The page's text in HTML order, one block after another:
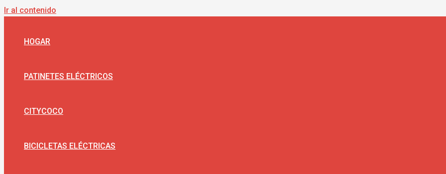
Ir al contenido
HOGAR
PATINETES ELÉCTRICOS
CITYCOCO
BICICLETAS ELÉCTRICAS